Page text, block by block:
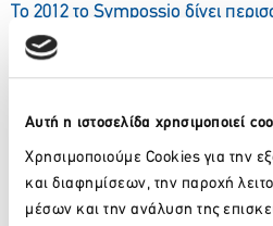
Αυτή η ιστοσελίδα χρησιμοποιεί
Χρησιμοποιούμε Cookies για την
και διαφημίσεων, την παροχή
μέσων και την ανάλυση της
Το 2012 το Sympossio δίνει
ιστορικότητα της σύγχρονης
αναφορές στην αρχαιότητα και
και συνταγές. Με τη συμβολή
ενημέρωσης (μέσω της έντυπης
www.sympossio.gr και των
κοινού-στόχου γύρω από τα περί